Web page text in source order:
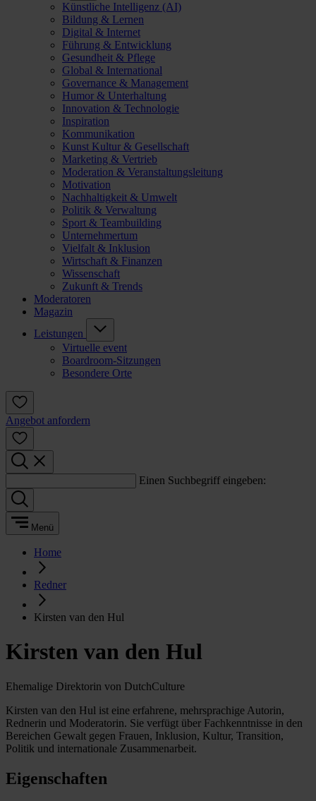
Künstliche Intelligenz (AI)
Bildung & Lernen
Digital & Internet
Führung & Entwicklung
Gesundheit & Pflege
Global & International
Governance & Management
Humor & Unterhaltung
Innovation & Technologie
Inspiration
Kommunikation
Kunst Kultur & Gesellschaft
Marketing & Vertrieb
Moderation & Veranstaltungsleitung
Motivation
Nachhaltigkeit & Umwelt
Politik & Verwaltung
Sport & Teambuilding
Unternehmertum
Vielfalt & Inklusion
Wirtschaft & Finanzen
Wissenschaft
Zukunft & Trends
Moderatoren
Magazin
Leistungen
Virtuelle event
Boardroom-Sitzungen
Besondere Orte
Angebot anfordern
Einen Suchbegriff eingeben:
Menü
Home
Redner
Kirsten van den Hul
Kirsten van den Hul
Ehemalige Direktorin von DutchCulture
Kirsten van den Hul ist eine erfahrene, mehrsprachige Autorin,
Rednerin und Moderatorin. Sie verfügt über Fachkenntnisse in den
Bereichen Gewalt gegen Frauen, Inklusion, Kultur, Transition,
Politik und internationale Zusammenarbeit.
Eigenschaften